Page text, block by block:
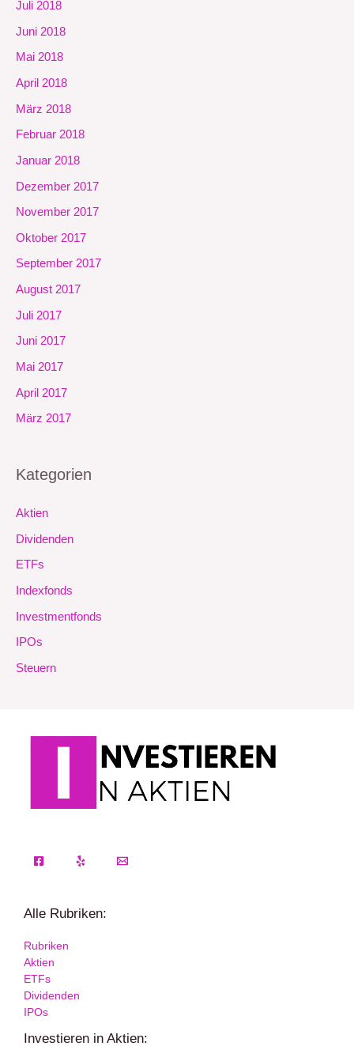
Juli 2018
Juni 2018
Mai 2018
April 2018
März 2018
Februar 2018
Januar 2018
Dezember 2017
November 2017
Oktober 2017
September 2017
August 2017
Juli 2017
Juni 2017
Mai 2017
April 2017
März 2017
Kategorien
Aktien
Dividenden
ETFs
Indexfonds
Investmentfonds
IPOs
Steuern
Alle Rubriken:
Rubriken
Aktien
ETFs
Dividenden
IPOs
Investieren in Aktien: